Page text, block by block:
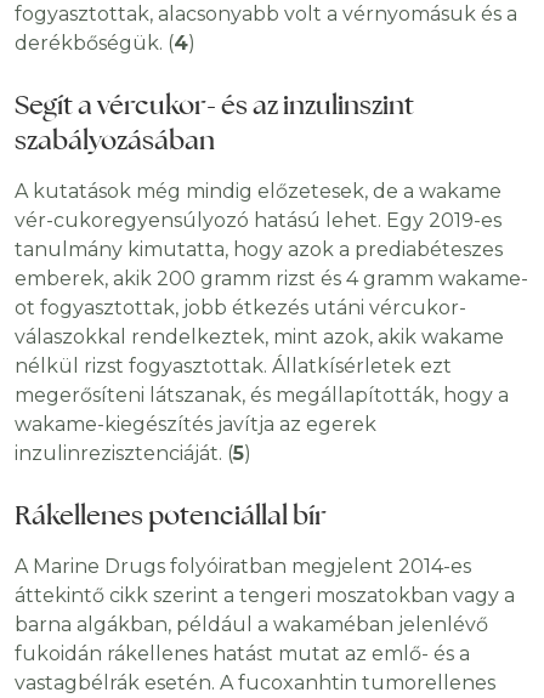
fogyasztottak, alacsonyabb volt a vérnyomásuk és a
derékbőségük. (4)
Segít a vércukor- és az inzulinszint
szabályozásában
A kutatások még mindig előzetesek, de a wakame
vér-cukoregyensúlyozó hatású lehet. Egy 2019-es
tanulmány kimutatta, hogy azok a prediabéteszes
emberek, akik 200 gramm rizst és 4 gramm wakame-
ot fogyasztottak, jobb étkezés utáni vércukor-
válaszokkal rendelkeztek, mint azok, akik wakame
nélkül rizst fogyasztottak. Állatkísérletek ezt
megerősíteni látszanak, és megállapították, hogy a
wakame-kiegészítés javítja az egerek
inzulinrezisztenciáját. (5)
Rákellenes potenciállal bír
A Marine Drugs folyóiratban megjelent 2014-es
áttekintő cikk szerint a tengeri moszatokban vagy a
barna algákban, például a wakaméban jelenlévő
fukoidán rákellenes hatást mutat az emlő- és a
vastagbélrák esetén. A fucoxanhtin tumorellenes